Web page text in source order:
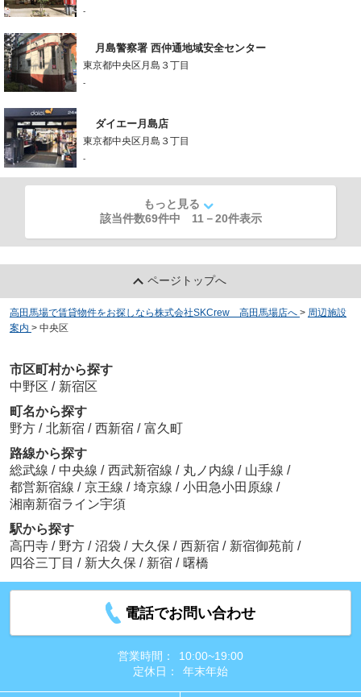
-
月島警察署 西仲通地域安全センター
東京都中央区月島３丁目
-
ダイエー月島店
東京都中央区月島３丁目
-
もっと見る
該当件数69件中 11 －20件表示
ページトップへ
高田馬場で賃貸物件をお探しなら株式会社SKCrew 高田馬場店へ > 周辺施設
案内 > 中央区
市区町村から探す
中野区 / 新宿区
町名から探す
野方 / 北新宿 / 西新宿 / 富久町
路線から探す
総武線 / 中央線 / 西武新宿線 / 丸ノ内線 / 山手線 /
都営新宿線 / 京王線 / 埼京線 / 小田急小田原線 /
湘南新宿ライン宇須
駅から探す
高円寺 / 野方 / 沼袋 / 大久保 / 西新宿 / 新宿御苑前 /
四谷三丁目 / 新大久保 / 新宿 / 曙橋
電話でお問い合わせ
営業時間：
10:00~19:00
定休日：
年末年始